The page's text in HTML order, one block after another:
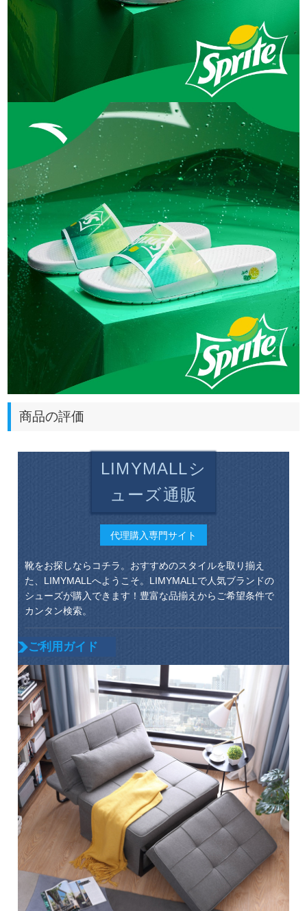
商品の評価
LIMYMALLシ
ューズ通販
代理購入専門サイト
靴をお探しならコチラ。おすすめのスタイルを取り揃え
た、LIMYMALLへようこそ。LIMYMALLで人気ブランドの
シューズが購入できます！豊富な品揃えからご希望条件で
カンタン検索。
ご利用ガイド